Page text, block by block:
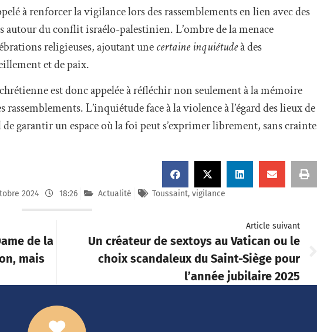
à renforcer la vigilance lors des rassemblements en lien avec des
du conflit israélo-palestinien. L’ombre de la menace
religieuses, ajoutant unecertaine inquiétudeà des
et de paix.
est donc appelée à réfléchir non seulement à la mémoire
rassemblements. L’inquiétude face à la violence à l’égard des lieux de
garantir un espace où la foi peut s’exprimer librement, sans crainte
2024 18:26 Actualité Toussaint,vigilance
de la
mais
Article suivant
Un créateur de sextoys au Vatican ou le
choix scandaleux du Saint-Siège pour
l’année jubilaire 2025